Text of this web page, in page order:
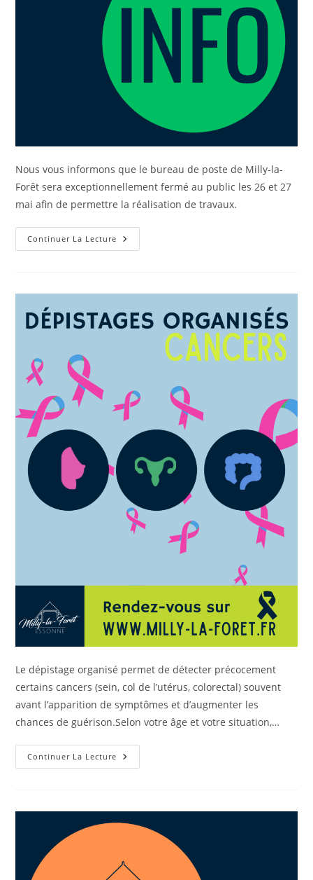
Nous vous informons que le bureau de poste de Milly-la-
Forêt sera exceptionnellement fermé au public les 26 et 27
mai afin de permettre la réalisation de travaux.
Continuer La Lecture
Le dépistage organisé permet de détecter précocement
certains cancers (sein, col de l’utérus, colorectal) souvent
avant l’apparition de symptômes et d’augmenter les
chances de guérison.Selon votre âge et votre situation,…
Continuer La Lecture